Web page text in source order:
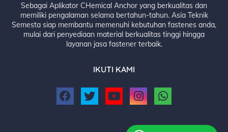
Sebagai Aplikator CHemical Anchor yang berkualitas dan
memiliki pengalaman selama bertahun-tahun. Asia Teknik
Semesta siap membantu memenuhi kebutuhan fastenes anda,
mulai dari penyediaan material berkualitas tinggi hingga
layanan jasa fastener terbaik.
IKUTI KAMI